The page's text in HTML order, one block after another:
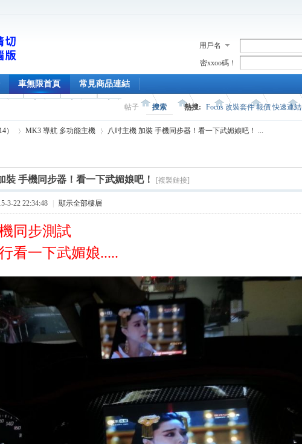
用戶名
密xxoo碼！
車無限首頁 常見商品連結
帖子 搜索 熱搜: Focus 改裝套件 報價 快速連結
）
›
MK3 導航 多功能主機 八吋主機 加裝 手機同步器！看一下武媚娘吧！ ...
裝 手機同步器！看一下武媚娘吧！ [複製鏈接]
3-22 22:34:48 顯示全部樓層
同步測試
看一下武媚娘.....